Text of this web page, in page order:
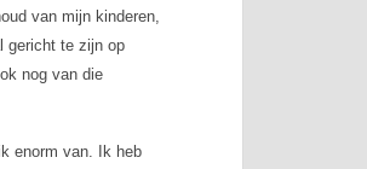
van mijn kinderen,
gericht te zijn op
nog van die
enorm van. Ik heb